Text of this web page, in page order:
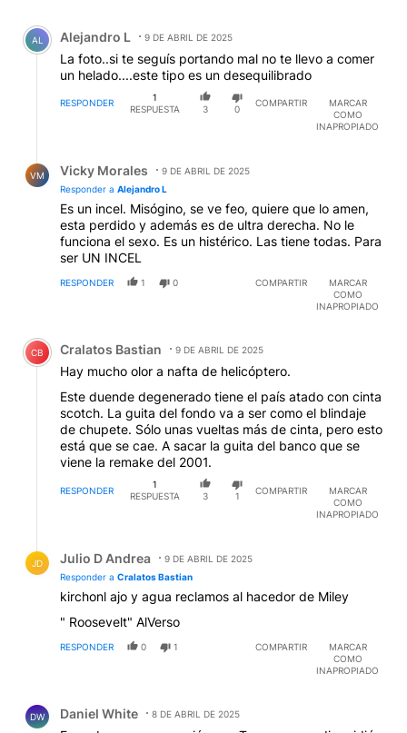
Comentario de Alejandro L.
AL Alejandro L 9 DE ABRIL DE 2025
La foto..si te seguís portando mal no te llevo a comer
un helado....este tipo es un desequilibrado
RESPONDER
1
RESPUESTA
3 0
COMPARTIR
MARCAR
COMO
INAPROPIADO
VM Vicky Morales
9 DE ABRIL DE 2025
Responder a Alejandro L
Es un incel. Misógino, se ve feo, quiere que lo amen,
esta perdido y además es de ultra derecha. No le
funciona el sexo. Es un histérico. Las tiene todas. Para
ser UN INCEL
RESPONDER 1 0 COMPARTIR
MARCAR
COMO
INAPROPIADO
Comentario de Cralatos Bastian.
CB Cralatos Bastian 9 DE ABRIL DE 2025
Hay mucho olor a nafta de helicóptero.
Este duende degenerado tiene el país atado con cinta
scotch. La guita del fondo va a ser como el blindaje
de chupete. Sólo unas vueltas más de cinta, pero esto
está que se cae. A sacar la guita del banco que se
viene la remake del 2001.
RESPONDER
1
RESPUESTA
3 1
COMPARTIR
MARCAR
COMO
INAPROPIADO
JD Julio D Andrea
9 DE ABRIL DE 2025
Responder a Cralatos Bastian
kirchonl ajo y agua reclamos al hacedor de Miley
" Roosevelt" AlVerso
RESPONDER 0 1 COMPARTIR
MARCAR
COMO
INAPROPIADO
DW Daniel White 8 DE ABRIL DE 2025